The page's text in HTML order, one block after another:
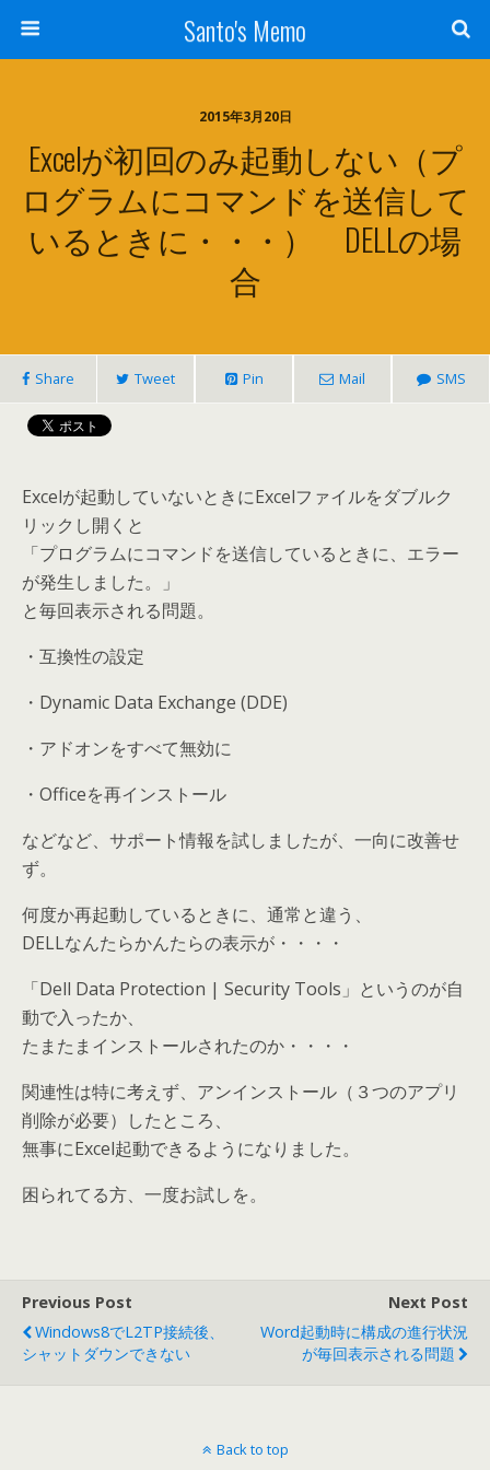
Santo's Memo
2015年3月20日
Excelが初回のみ起動しない（プ
ログラムにコマンドを送信して
いるときに・・・） DELLの場
合
Share Tweet Pin Mail SMS
Excelが起動していないときにExcelファイルをダブルク
リックし開くと
「プログラムにコマンドを送信しているときに、エラー
が発生しました。」
と毎回表示される問題。
・互換性の設定
・Dynamic Data Exchange (DDE)
・アドオンをすべて無効に
・Officeを再インストール
などなど、サポート情報を試しましたが、一向に改善せ
ず。
何度か再起動しているときに、通常と違う、
DELLなんたらかんたらの表示が・・・・
「Dell Data Protection | Security Tools」というのが自
動で入ったか、
たまたまインストールされたのか・・・・
関連性は特に考えず、アンインストール（３つのアプリ
削除が必要）したところ、
無事にExcel起動できるようになりました。
困られてる方、一度お試しを。
Previous Post
Windows8でL2TP接続後、
シャットダウンできない
Next Post
Word起動時に構成の進行状況
が毎回表示される問題
Back to top